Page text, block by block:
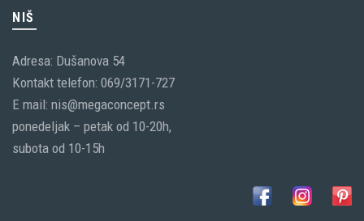
NIŠ
Adresa: Dušanova 54
Kontakt telefon: 069/3171-727
E mail: nis@megaconcept.rs
ponedeljak – petak od 10-20h,
subota od 10-15h